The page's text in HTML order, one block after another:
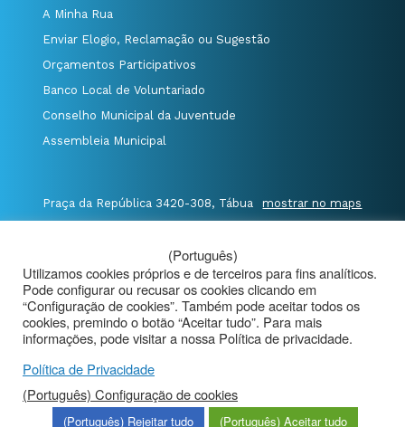
A Minha Rua
Enviar Elogio, Reclamação ou Sugestão
Orçamentos Participativos
Banco Local de Voluntariado
Conselho Municipal da Juventude
Assembleia Municipal
Praça da República 3420-308, Tábua mostrar no maps
E. geral@cm-tabua.pt
@Município de Tábua | Mapa do Portal
|
Politica de Privacidade
|
Aviso de Privacidade - Videovigilância
(Português)
Utilizamos cookies próprios e de terceiros para fins analíticos.
Pode configurar ou recusar os cookies clicando em
“Configuração de cookies”. Também pode aceitar todos os
cookies, premindo o botão “Aceitar tudo”. Para mais
informações, pode visitar a nossa Política de privacidade.
Política de Privacidade
(Português) Configuração de cookies
(Português) Rejeitar tudo (Português) Aceitar tudo